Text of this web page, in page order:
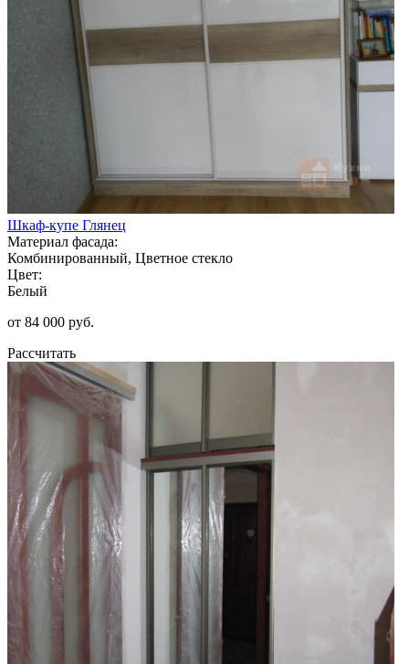
Шкаф-купе Глянец
Материал фасада:
Комбинированный, Цветное стекло
Цвет:
Белый
от 84 000 руб.
Рассчитать